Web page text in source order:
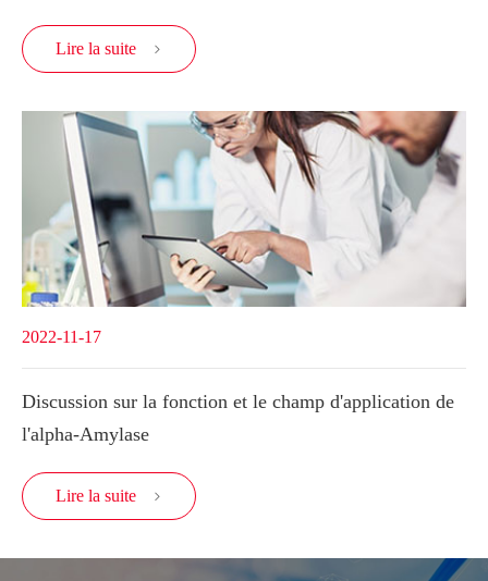
Lire la suite 
2022-11-17
Discussion sur la fonction et le champ d'application de
l'alpha-Amylase
Lire la suite 